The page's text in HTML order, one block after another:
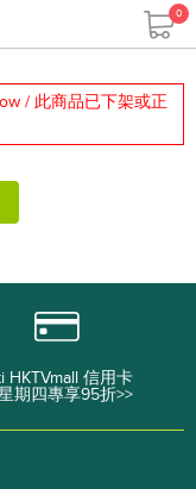
0
/ 此商品已下架或正
HKTVmall 信用卡
期四專享95折>>